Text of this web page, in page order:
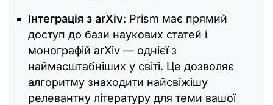
Інтеграція з arXiv: Prism має прямий
доступ до бази наукових статей і
монографій arXiv — однієї з
наймасштабніших у світі. Це дозволяє
алгоритму знаходити найсвіжішу
релевантну літературу для теми вашої